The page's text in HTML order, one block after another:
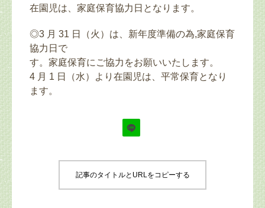
在園児は、家庭保育協力日となります。
◎3 月 31 日（火）は、新年度準備の為,家庭保育
協力日で
す。家庭保育にご協力をお願いいたします。
4 月 1 日（水）より在園児は、平常保育となり
ます。
記事のタイトルとURLをコピーする